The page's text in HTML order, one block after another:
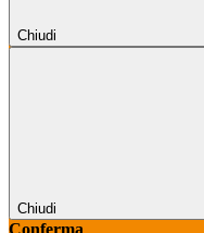
Chiudi
Chiudi